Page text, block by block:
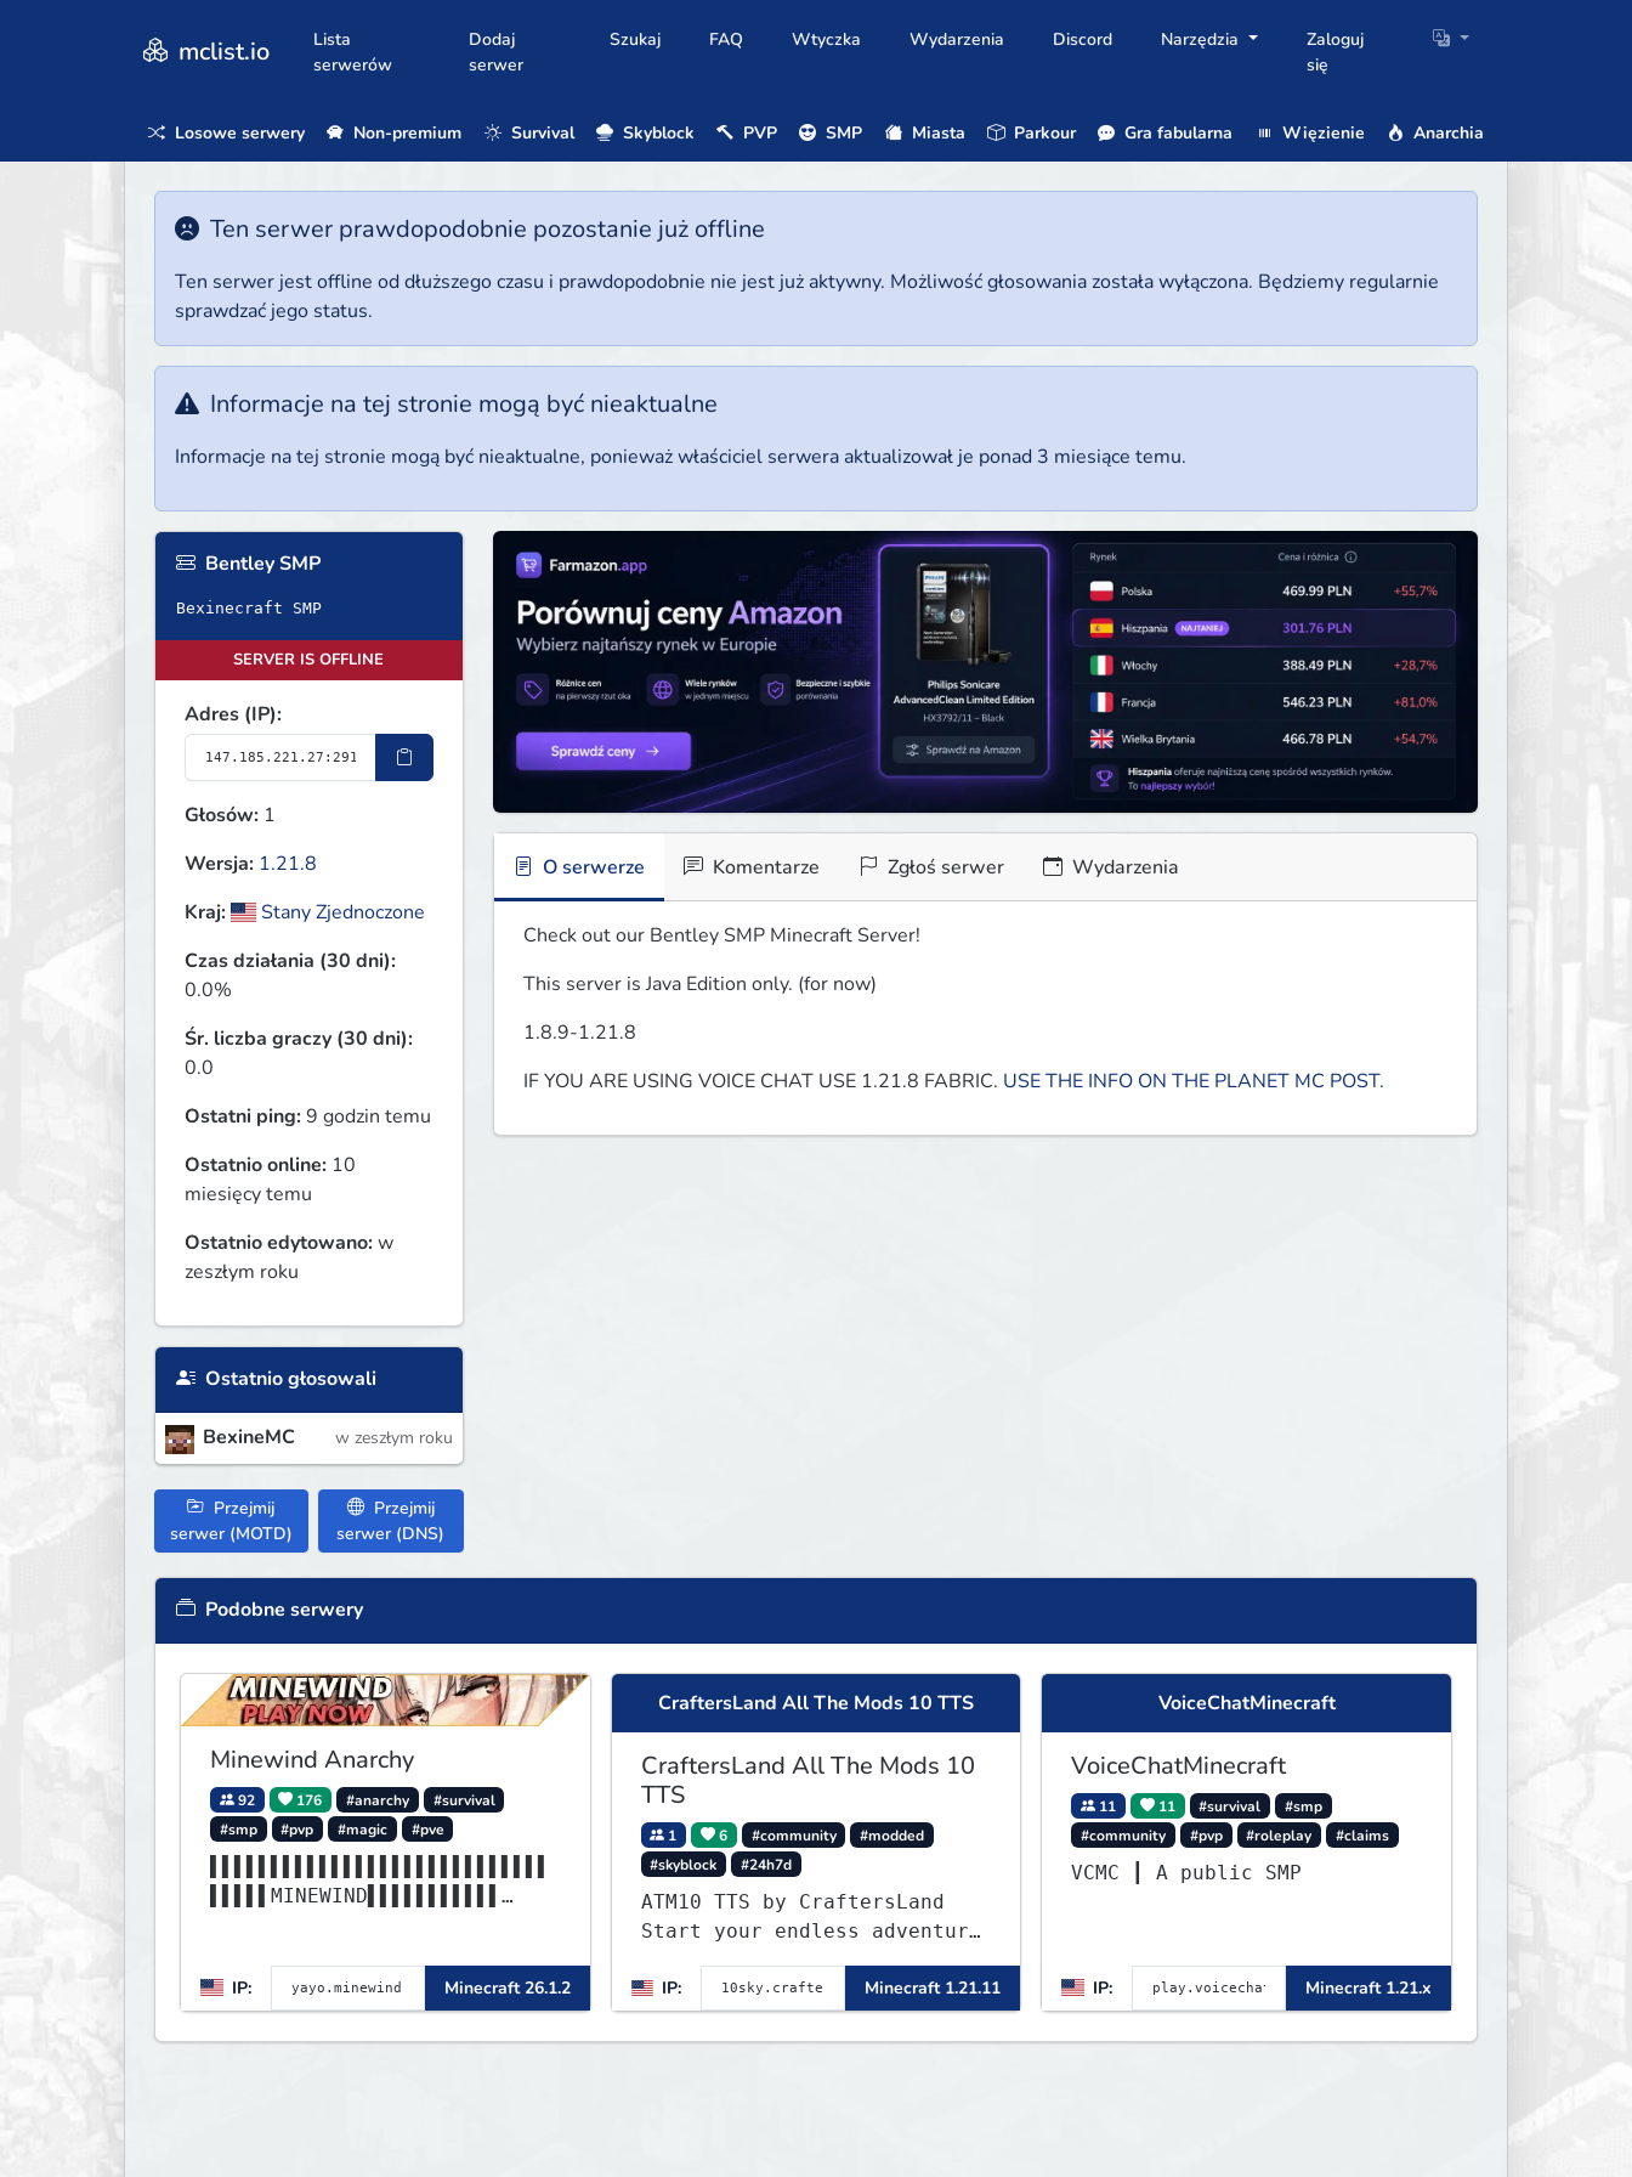
mclist.io
Lista
serwerów
Dodaj
serwer
Szukaj FAQ Wtyczka Wydarzenia Discord Narzędzia
Zaloguj
się
Losowe serwery Non-premium Survival Skyblock PVP SMP Miasta Parkour Gra fabularna Więzienie Anarchia
Ten serwer prawdopodobnie pozostanie już offline
Ten serwer jest offline od dłuższego czasu i prawdopodobnie nie jest już aktywny. Możliwość głosowania została wyłączona. Będziemy regularnie
sprawdzać jego status.
Informacje na tej stronie mogą być nieaktualne
Informacje na tej stronie mogą być nieaktualne, ponieważ właściciel serwera aktualizował je ponad 3 miesiące temu.
Bentley SMP
Bexinecraft SMP
SERVER IS OFFLINE
Adres (IP):
Głosów: 1
Wersja: 1.21.8
Kraj:
Stany Zjednoczone
Czas działania (30 dni):
0.0%
Śr. liczba graczy (30 dni):
0.0
Ostatni ping:9 godzin temu
Ostatnio online: 10
miesięcy temu
Ostatnio edytowano:w
zeszłym roku
Ostatnio głosowali
BexineMC w zeszłym roku
Przejmij
serwer (MOTD)
Przejmij
serwer (DNS)
O serwerze Komentarze Zgłoś serwer Wydarzenia
Check out our Bentley SMP Minecraft Server!
This server is Java Edition only. (for now)
1.8.9-1.21.8
IF YOU ARE USING VOICE CHAT USE 1.21.8 FABRIC. USE THE INFO ON THE PLANET MC POST.
Podobne serwery
Minewind Anarchy
92 176 #anarchy
#survival
#smp
#pvp #magic #pve
▌▌▌▌▌MINEWIND▌▌▌▌▌▌▌▌▌▌▌
IP:
Minecraft 26.1.2
CraftersLand All The Mods 10 TTS
CraftersLand All The Mods 10
TTS
1 6 #community
#modded
#skyblock
#24h7d
ATM10 TTS by CraftersLand
Start your endless adventure
IP:
Minecraft 1.21.11
VoiceChatMinecraft
VoiceChatMinecraft
11 11 #survival
#smp
#community
#pvp #roleplay #claims
VCMC ┃ A public SMP
IP: Minecraft 1.21.x